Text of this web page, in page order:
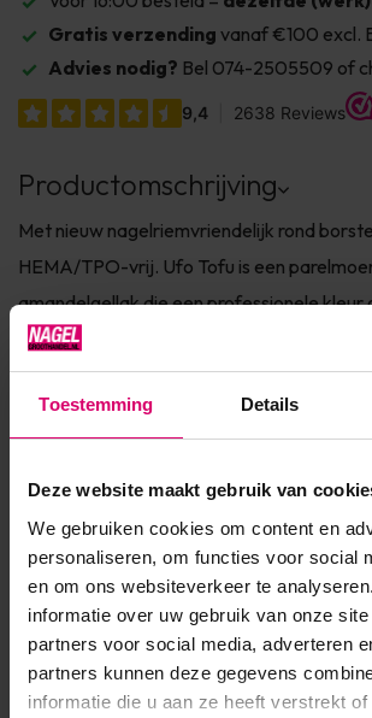
Toestemming Details
Deze website maakt gebruik van
We gebruiken cookies om content en
personaliseren, om functies voor social
en om ons websiteverkeer te
informatie over uw gebruik van onze
partners voor social media, adverteren
partners kunnen deze gegevens
informatie die u aan ze heeft verstrekt
Gratis verzending vanaf €100 excl.
Advies nodig? Bel 074-2505509 of
Productomschrijving
Met nieuw nagelriemvriendelijk rond
HEMA/TPO-vrij. Ufo Tofu is een
amandelgellak die een professionele
lang houdt. Moeiteloos aan te brengen,
op te vallen en ontworpen om te dragen
gepigmenteerde formule – zorgt voor
slechts één tot tw...
Toon meer
Product specificaties
SKU GPYN009